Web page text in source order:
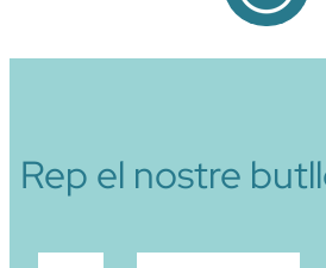
Rep el nostre